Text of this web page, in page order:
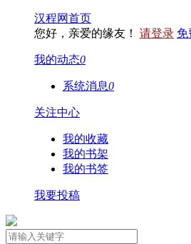
汉程网首页
您好，亲爱的缘友！ 请登录 免
我的动态0
系统消息0
关注中心
我的收藏
我的书架
我的书签
我要投稿